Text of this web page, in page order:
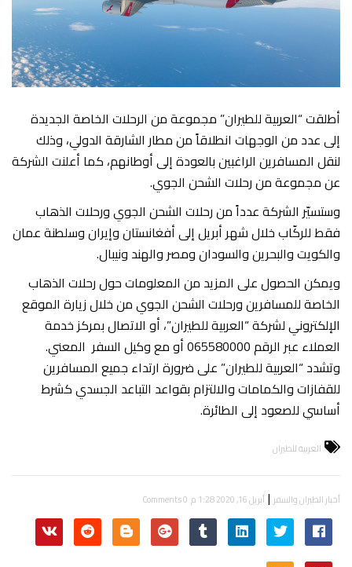
أطلقت “العربية للطيران” مجموعة من الرحلات الخاصة الجديدة
إلى عدد من الوجهات انطلاقاً من مطار الشارقة الدولي، وذلك
لنقل المسافرين الراغبين بالعودة إلى أوطانهم، كما أعلنت الشركة
عن مجموعة من رحلات الشحن الجوي.
وستسيّر الشركة عدداً من رحلات الشحن الجوي ورحلات الذهاب
فقط للركّاب خلال شهر أبريل إلى أفغانستان وإيران وسلطنة عمان
والكويت والبحرين والسودان ومصر والهند ونيبال.
ويمكن الحصول على المزيد من المعلومات حول رحلات الذهاب
الخاصة للمسافرين ورحلات الشحن الجوي من خلال زيارة الموقع
الإلكتروني لشركة “العربية للطيران”، أو الاتصال بمركز خدمة
العملاء عبر الرقم 065580000 أو مع وكيل السفر المعني.
وتشدد “العربية للطيران” على ضرورة ارتداء جميع المسافرين
للقفازات والكمامات والالتزام بقواعد التباعد الجسدي كشرط
أساسي للصعود إلى الطائرة.
العربية للطيران
أخبار الطيران والسفر| أبريل 16, 2020 1:28 م 0 Comments